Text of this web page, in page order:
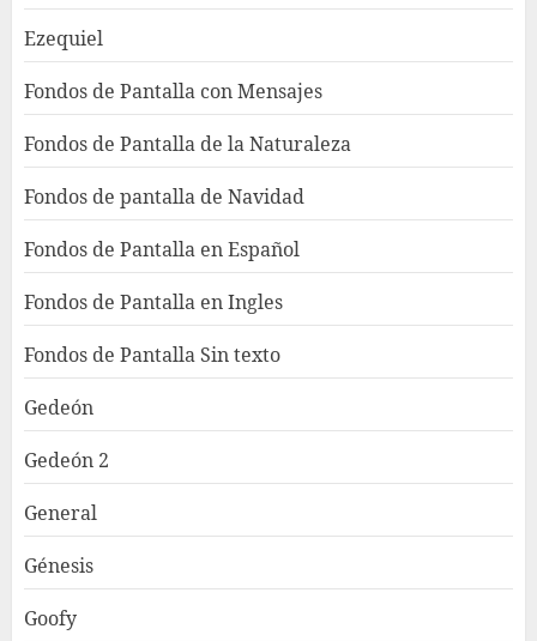
Ezequiel
Fondos de Pantalla con Mensajes
Fondos de Pantalla de la Naturaleza
Fondos de pantalla de Navidad
Fondos de Pantalla en Español
Fondos de Pantalla en Ingles
Fondos de Pantalla Sin texto
Gedeón
Gedeón 2
General
Génesis
Goofy